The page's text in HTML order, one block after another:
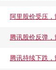
阿里股价受压
腾讯股价反弹
腾讯持续下跌